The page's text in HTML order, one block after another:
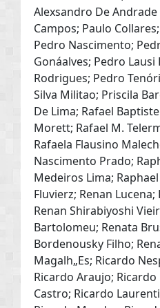
Alexsandro De
Campos; Paulo
Pedro Nascimento;
Gonáalves; Pedro Lausi
Rodrigues; Pedro
Silva Militao; Priscila
De Lima; Rafael
Morett; Rafael M.
Rafaela Flausino
Nascimento Prado;
Medeiros Lima;
Fluvierz; Renan
Renan Shirabiyoshi
Bartolomeu; Renata
Bordenousky Filho;
Magalh„Es; Ricardo
Ricardo Araujo;
Castro; Ricardo